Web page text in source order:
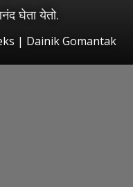
घेता येतो.
| Dainik Gomantak